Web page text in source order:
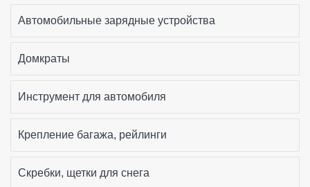
Автомобильные зарядные устройства
Домкраты
Инструмент для автомобиля
Крепление багажа, рейлинги
Скребки, щетки для снега